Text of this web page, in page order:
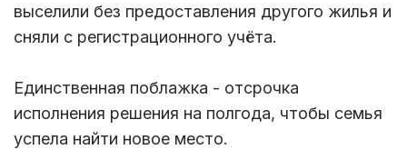
выселили без предоставления другого жилья и
сняли с регистрационного учёта.
Единственная поблажка - отсрочка
исполнения решения на полгода, чтобы семья
успела найти новое место.